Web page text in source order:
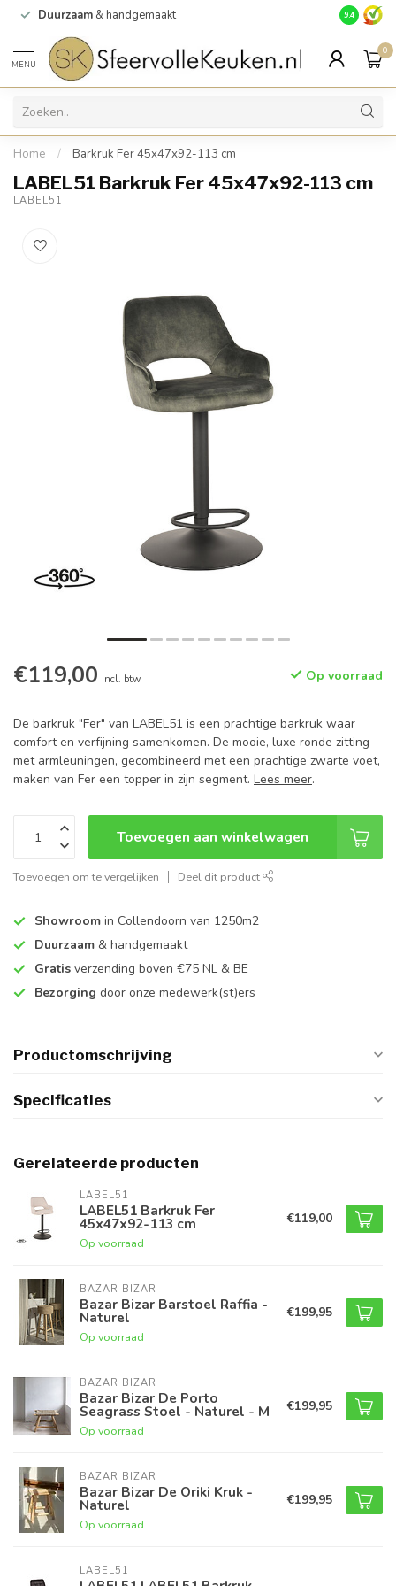
Duurzaam & handgemaakt Gratis
9.4
MENU
0
Home / Barkruk Fer 45x47x92-113 cm
LABEL51 Barkruk Fer 45x47x92-113 cm
LABEL51
€119,00 Incl. btw Op voorraad
De barkruk "Fer" van LABEL51 is een prachtige barkruk waar
comfort en verfijning samenkomen. De mooie, luxe ronde zitting
met armleuningen, gecombineerd met een prachtige zwarte voet,
maken van Fer een topper in zijn segment. Lees meer.
Toevoegen aan winkelwagen
Toevoegen om te vergelijken Deel dit product
Showroom in Collendoorn van 1250m2
Duurzaam & handgemaakt
Gratis verzending boven €75 NL & BE
Bezorging door onze medewerk(st)ers
Productomschrijving
Specificaties
Gerelateerde producten
LABEL51
LABEL51 Barkruk Fer
45x47x92-113 cm
Op voorraad
€119,00
BAZAR BIZAR
Bazar Bizar Barstoel Raffia -
Naturel
Op voorraad
€199,95
BAZAR BIZAR
Bazar Bizar De Porto
Seagrass Stoel - Naturel - M
Op voorraad
€199,95
BAZAR BIZAR
Bazar Bizar De Oriki Kruk -
Naturel
Op voorraad
€199,95
LABEL51